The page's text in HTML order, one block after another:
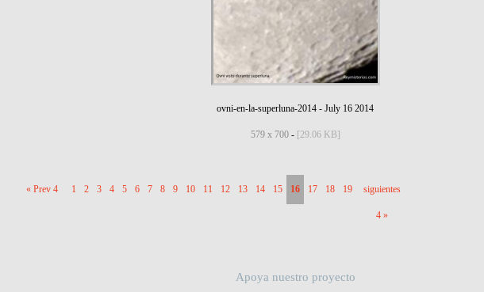
ovni-en-la-superluna-2014 -July 16 2014
579 x 700- [29.06 KB]
« Prev 4 1 2 3 4 5 6 7 8 9 10 11 12 13 14 15 16 17 18 19 siguientes
4 »
Apoya nuestro proyecto